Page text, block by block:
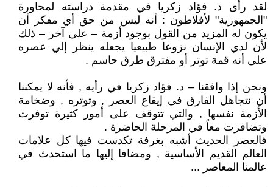
لقد رأى د. فؤاد زكريا في مقدمة دراسته لمحاورة
"الجمهورية" لأفلاطون : أنه ليس من حق أي مفكر أن
يكون له المزيد من القول بوجود أزمة – على آخر – ذلك
لأن لدي الإنسان نزوعا طبيعيا يجعله ينظر إلي عصره
على أنه قمة توتر أو مفترق طرق حاسم .
ونحن إذا وافقنا – د. فؤاد زكريا في رأيه , فأنه لا يمكننا
أن نتجاهل الفارق في إيقاع العصر , وتوتره , وضخامة
الأزمة نفسها , والتي تتوقف على أمور كثيرة توفرت
وتضافرت معاً في المرحلة الحاضرة .
فالعصر الحديث أشبه بغرفة تكدست فيها كل علامات
العالم القديم الأساسية , ومضافا إليها ما استحدث في
عالمنا المعاصر ...